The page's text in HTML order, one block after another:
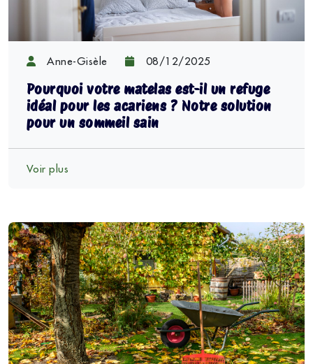
Anne-Gisèle 08/12/2025
Pourquoi votre matelas est-il un refuge
idéal pour les acariens ? Notre solution
pour un sommeil sain
Voir plus